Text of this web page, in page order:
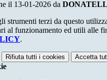
il 13-01-2026 da
strumenti terzi da questo
al funzionamento ed utili alle
.
Rifiuta tutti i cookies Accetta